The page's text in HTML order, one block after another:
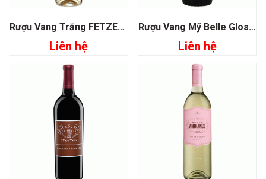
Rượu Vang Trắng FETZER Fume Blanc
Liên hệ
Rượu Vang Mỹ Belle Glos Pinot Noir Dairyman
Liên hệ